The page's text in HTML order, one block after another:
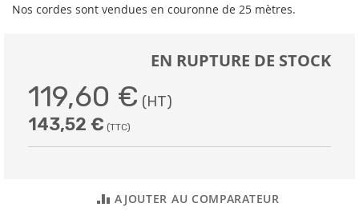
Nos cordes sont vendues en couronne de 25 mètres.
EN RUPTURE DE STOCK
143,52 €
119,60 €
AJOUTER AU COMPARATEUR